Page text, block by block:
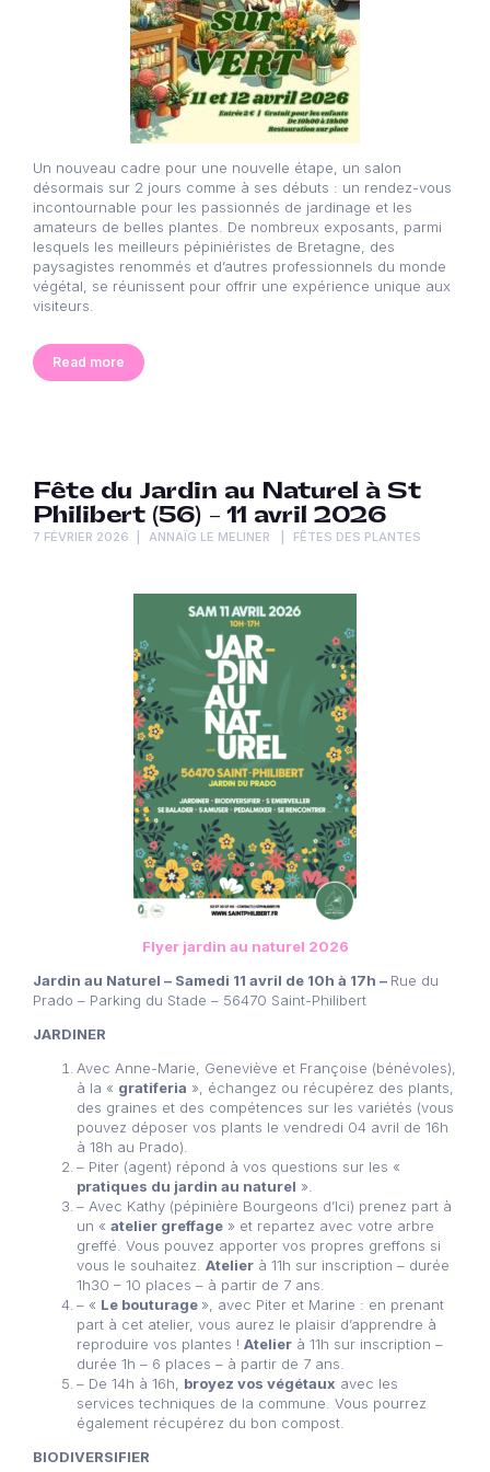
Un nouveau cadre pour une nouvelle étape, un salon
désormais sur 2 jours comme à ses débuts : un rendez-vous
incontournable pour les passionnés de jardinage et les
amateurs de belles plantes. De nombreux exposants, parmi
lesquels les meilleurs pépiniéristes de Bretagne, des
paysagistes renommés et d’autres professionnels du monde
végétal, se réunissent pour offrir une expérience unique aux
visiteurs.
Read more
Fête du Jardin au Naturel à St
Philibert (56) – 11 avril 2026
7 FÉVRIER 2026 ANNAÏG LE MELINER FÊTES DES PLANTES
Flyer jardin au naturel 2026
Jardin au Naturel – Samedi 11 avril de 10h à 17h – Rue du
Prado – Parking du Stade – 56470 Saint-Philibert
JARDINER
Avec Anne-Marie, Geneviève et Françoise (bénévoles),
à la « gratiferia », échangez ou récupérez des plants,
des graines et des compétences sur les variétés (vous
pouvez déposer vos plants le vendredi 04 avril de 16h
à 18h au Prado).
– Piter (agent) répond à vos questions sur les «
pratiques du jardin au naturel ».
– Avec Kathy (pépinière Bourgeons d’Ici) prenez part à
un « atelier greffage » et repartez avec votre arbre
greffé. Vous pouvez apporter vos propres greffons si
vous le souhaitez. Atelier à 11h sur inscription – durée
1h30 – 10 places – à partir de 7 ans.
– « Le bouturage », avec Piter et Marine : en prenant
part à cet atelier, vous aurez le plaisir d’apprendre à
reproduire vos plantes ! Atelier à 11h sur inscription –
durée 1h – 6 places – à partir de 7 ans.
– De 14h à 16h, broyez vos végétaux avec les
services techniques de la commune. Vous pourrez
également récupérez du bon compost.
BIODIVERSIFIER